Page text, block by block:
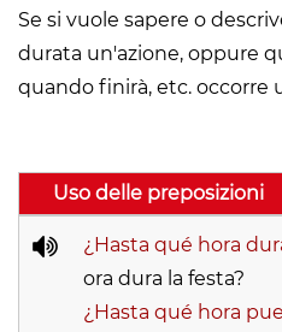
Se si vuole sapere o
durata un'azione, oppure
quando finirà, etc. occorre
Uso delle preposizioni
¿Hasta qué hora
ora dura la festa?
¿Hasta qué hora